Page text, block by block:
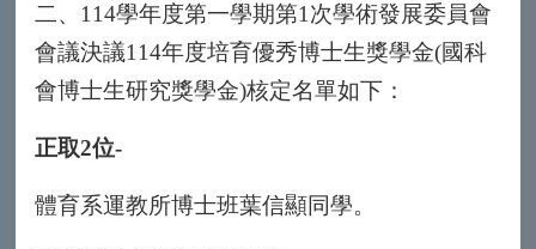
二、 114學年度第一學期第1 次學術發展委員會
會議決議114年度培育優秀博士生獎學金(國科
會博士生研究獎學金)核定名單如下：
正取2位-
體育系運教所博士班葉信顯同學。